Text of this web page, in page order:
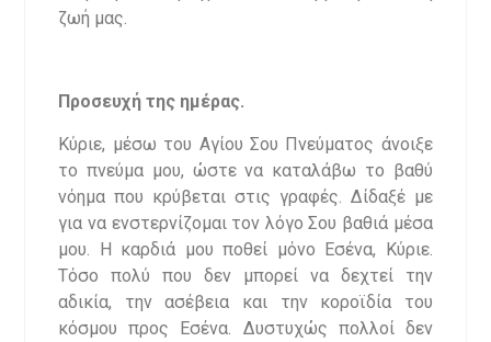
ζωή μας.
Προσευχή της ημέρας.
Κύριε, μέσω του Αγίου Σου Πνεύματος άνοιξε
το πνεύμα μου, ώστε να καταλάβω το βαθύ
νόημα που κρύβεται στις γραφές. Δίδαξέ με
για να ενστερνίζομαι τον λόγο Σου βαθιά μέσα
μου. Η καρδιά μου ποθεί μόνο Εσένα, Κύριε.
Τόσο πολύ που δεν μπορεί να δεχτεί την
αδικία, την ασέβεια και την κοροϊδία του
κόσμου προς Εσένα. Δυστυχώς πολλοί δεν